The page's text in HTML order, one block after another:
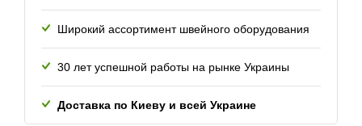
Широкий ассортимент швейного оборудования
30 лет успешной работы на рынке Украины
Доставка по Киеву и всей Украине